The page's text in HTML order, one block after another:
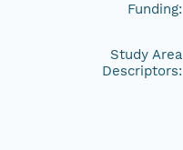
Funding:
Study Area
Descriptors: